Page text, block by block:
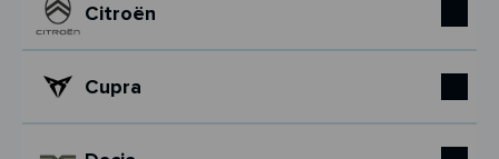
Citroën
Cupra